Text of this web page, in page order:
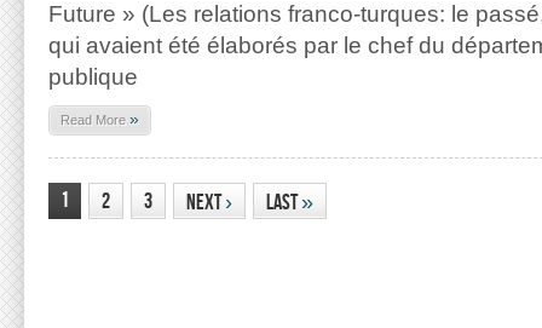
Future » (Les relations franco-turques: le
qui avaient été élaborés par le chef du
publique
Read More »
1 2 3 Next› Last»